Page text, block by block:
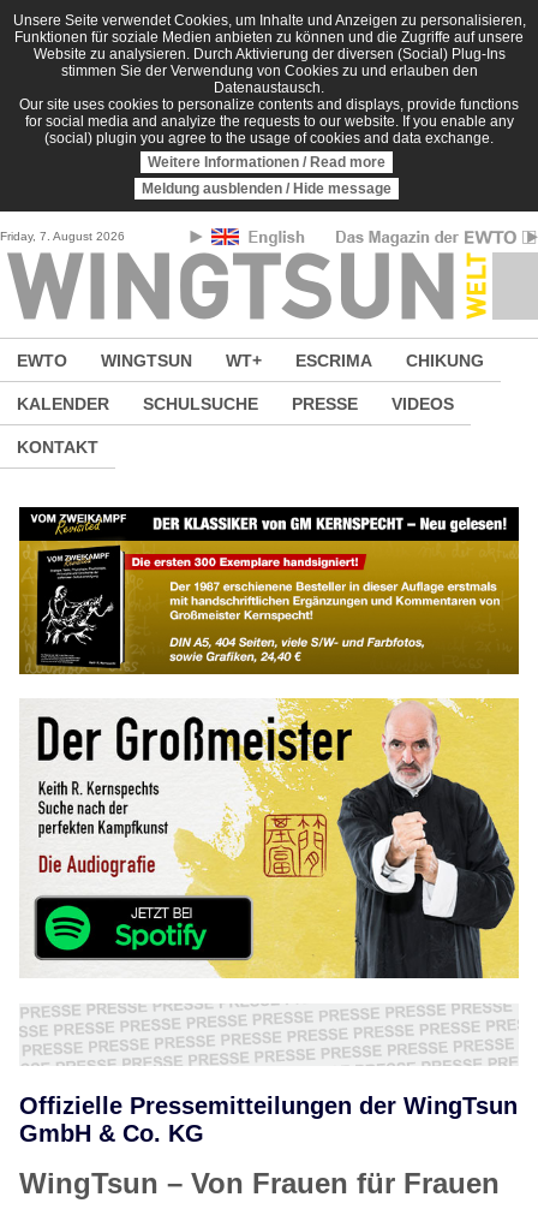
Direkt zum Inhalt
Unsere Seite verwendet Cookies, um Inhalte und Anzeigen zu personalisieren,
Funktionen für soziale Medien anbieten zu können und die Zugriffe auf unsere
Website zu analysieren. Durch Aktivierung der diversen (Social) Plug-Ins
stimmen Sie der Verwendung von Cookies zu und erlauben den
Datenaustausch.
Our site uses cookies to personalize contents and displays, provide functions
for social media and analyize the requests to our website. If you enable any
(social) plugin you agree to the usage of cookies and data exchange.
Weitere Informationen / Read more
Meldung ausblenden / Hide message
Friday, 7. August 2026
EWTO WINGTSUN WT+ ESCRIMA CHIKUNG
KALENDER SCHULSUCHE PRESSE VIDEOS
KONTAKT
Offizielle Pressemitteilungen der WingTsun
GmbH & Co. KG
WingTsun – Von Frauen für Frauen